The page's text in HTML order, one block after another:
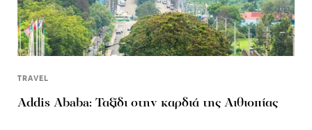
TRAVEL
Addis Ababa: Ταξίδι στην καρδιά της Αιθιοπίας